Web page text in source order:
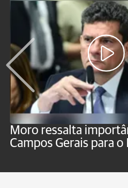
Moro ressalta
Campos Gerais para o